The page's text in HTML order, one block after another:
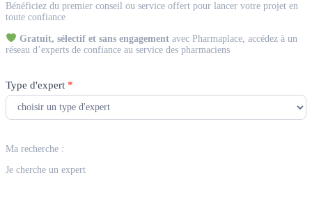
Expert
Bénéficiez du premier conseil ou service offert pour lancer votre projet en
toute confiance
Gratuit, sélectif et sans engagementavec Pharmaplace, accédez à un
réseau d’experts de confiance au service des pharmaciens
Type d'expert *
Ma recherche :
Je cherche un expert